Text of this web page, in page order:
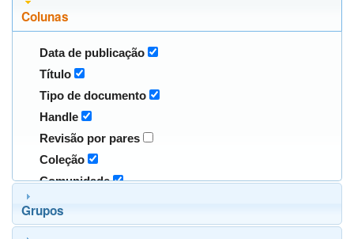
Colunas
Data de publicação
Título
Tipo de documento
Handle
Revisão por pares
Coleção
Comunidade
Grupos